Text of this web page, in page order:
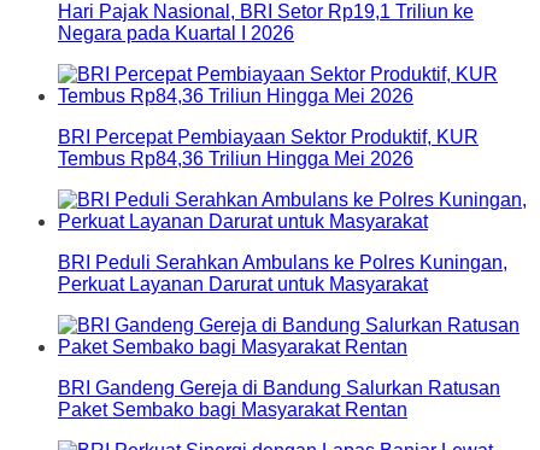
Hari Pajak Nasional, BRI Setor Rp19,1 Triliun ke
Negara pada Kuartal I 2026
BRI Percepat Pembiayaan Sektor Produktif, KUR
Tembus Rp84,36 Triliun Hingga Mei 2026
BRI Peduli Serahkan Ambulans ke Polres Kuningan,
Perkuat Layanan Darurat untuk Masyarakat
BRI Gandeng Gereja di Bandung Salurkan Ratusan
Paket Sembako bagi Masyarakat Rentan